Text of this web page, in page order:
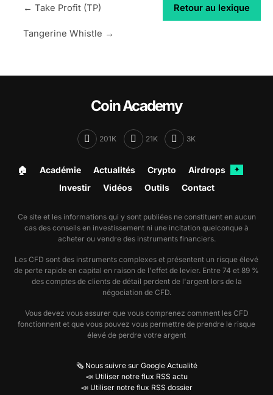
← Take Profit (TP) Retour au lexique
Tangerine Whistle →
Coin Academy
201K 21K 3K
🏠︎ Académie Actualités Crypto Airdrops ✦
Investir Vidéos Outils Contact
Ce site et les informations qui y sont publiées ne constituent en aucun
cas des conseils en investissement ni une incitation quelconque à
acheter ou vendre des instruments financiers.
Les CFD sont des instruments complexes et présentent un risque élevé
de perte rapide en capital en raison de l'effet de levier. Entre 74 et 89 %
des comptes de clients de détail perdent de l'argent lors de la
négociation de CFD.
Vous devez vous assurer que vous comprenez comment les CFD
fonctionnent et que vous pouvez vous permettre de prendre le risque
élevé de perdre votre argent
🗞️ Nous suivre sur Google Actualité
📣 Utiliser notre flux RSS actu
📣 Utiliser notre flux RSS dossier